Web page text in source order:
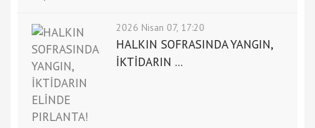
2026 Nisan 07, 17:20
HALKIN SOFRASINDA YANGIN,
İKTİDARIN ...